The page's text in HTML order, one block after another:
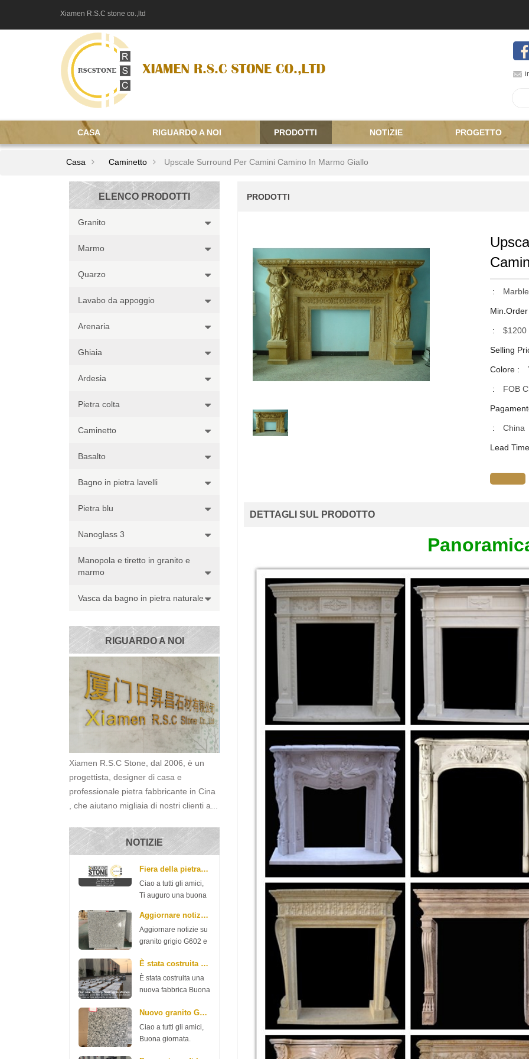
Xiamen R.S.C stone co.,ltd
CASA RIGUARDO A NOI PRODOTTI NOTIZIE PROGETTO
Casa Caminetto Upscale Surround Per Camini Camino In Marmo Giallo
ELENCO PRODOTTI
Granito
Marmo
Quarzo
Lavabo da appoggio
Arenaria
Ghiaia
Ardesia
Pietra colta
Caminetto
Basalto
Bagno in pietra lavelli
Pietra blu
Nanoglass 3
Manopola e tiretto in granito e
marmo
Vasca da bagno in pietra naturale
RIGUARDO A NOI
Xiamen R.S.C Stone, dal 2006, è un
progettista, designer di casa e
professionale pietra fabbricante in Cina
, che aiutano migliaia di nostri clienti a...
NOTIZIE
Fiera della pietra mediorientale
Ciao a tutti gli amici,
Ti auguro una buona
grande notizia per
condividere con voi
che la nostra azienda
della pietra del Medio
Oriente la prossima
settimana....
Aggiornare notizie su granito grigio G602 e G603
Aggiornare notizie su
granito grigio G602 e
Ecco una notizia del
granito G602 e G603,
per favore controlla.
cm $ 11,35 / m2 3 cm
$ 13,98 / m2 G603 70
* 240 p *...
È stata costruita una nuova fabbrica
È stata costruita una
nuova fabbrica Buona
amici. La nostra
azienda ha speso
soldi per costruire
Nuovo granito G654 da Xiamen R.S.C Stone
Ciao a tutti gli amici,
Buona giornata.
PRODOTTI
:
: $1200
Selling
Colore :
: FOB
: China
Lead
DETTAGLI SUL PRODOTTO